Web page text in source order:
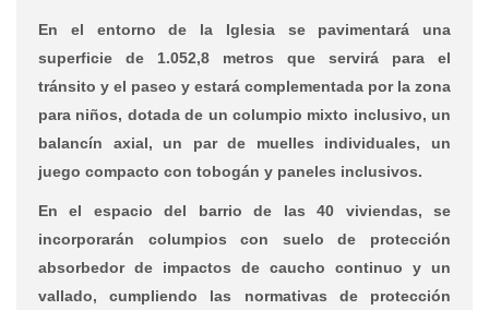
En el entorno de la Iglesia se pavimentará una
superficie de 1.052,8 metros que servirá para el
tránsito y el paseo y estará complementada por la zona
para niños, dotada de un columpio mixto inclusivo, un
balancín axial, un par de muelles individuales, un
juego compacto con tobogán y paneles inclusivos.
En el espacio del barrio de las 40 viviendas, se
incorporarán columpios con suelo de protección
absorbedor de impactos de caucho continuo y un
vallado, cumpliendo las normativas de protección